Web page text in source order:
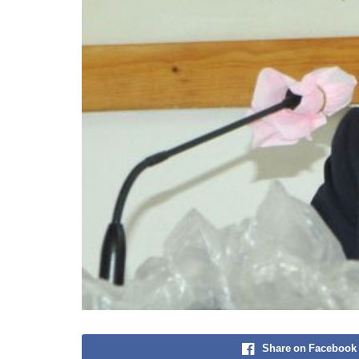
Share on Facebook